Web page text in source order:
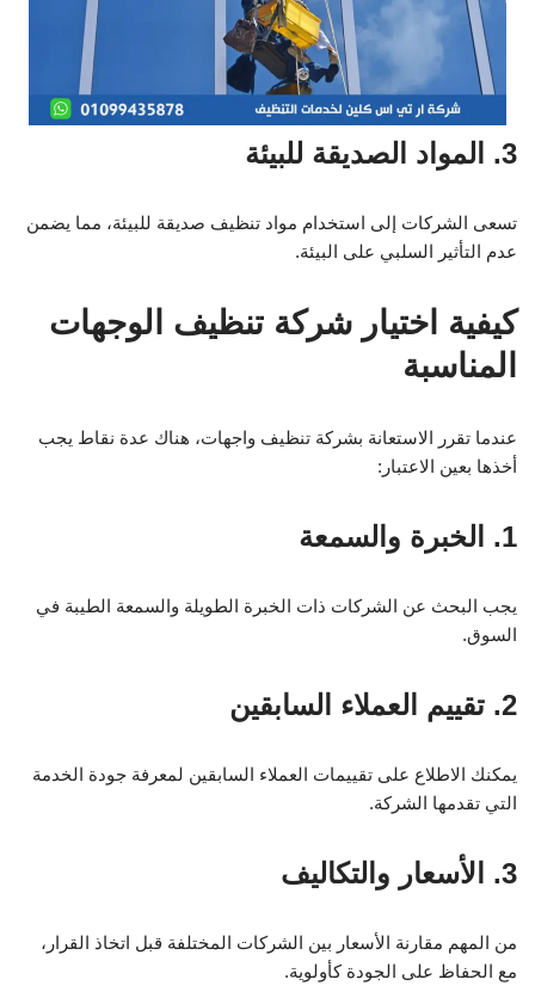
3. المواد الصديقة للبيئة
تسعى الشركات إلى استخدام مواد تنظيف صديقة للبيئة، مما يضمن
عدم التأثير السلبي على البيئة.
كيفية اختيار شركة تنظيف الوجهات
المناسبة
عندما تقرر الاستعانة بشركة تنظيف واجهات، هناك عدة نقاط يجب
أخذها بعين الاعتبار:
1. الخبرة والسمعة
يجب البحث عن الشركات ذات الخبرة الطويلة والسمعة الطيبة في
السوق.
2. تقييم العملاء السابقين
يمكنك الاطلاع على تقييمات العملاء السابقين لمعرفة جودة الخدمة
التي تقدمها الشركة.
3. الأسعار والتكاليف
من المهم مقارنة الأسعار بين الشركات المختلفة قبل اتخاذ القرار،
مع الحفاظ على الجودة كأولوية.